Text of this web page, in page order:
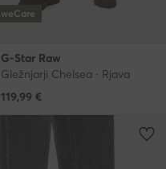
weCare
G-Star Raw
Gležnjarji Chelsea · Rjava
119,99 €